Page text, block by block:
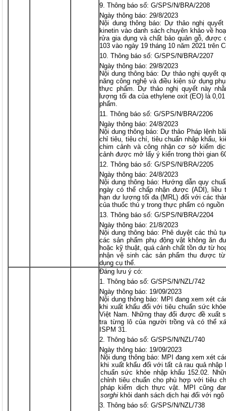
Thông báo số: G/SPS/N/BRA/2208
Ngày thông báo: 29/8/2023
Nội dung thông báo: Dự thảo nghị
kinetin vào danh sách chuyên khảo về
rửa gia dụng và chất bảo quản gỗ, được
103 vào ngày 19 tháng 10 năm 2021 trên
Thông báo số: G/SPS/N/BRA/2207
Ngày thông báo: 29/8/2023
Nội dung thông báo: Dự thảo nghị quyết
năng công nghệ và điều kiện sử dụng
thực phẩm. Dự thảo nghị quyết này
lượng tối đa của ethylene oxit (EO) là
phẩm.
Thông báo số: G/SPS/N/BRA/2206
Ngày thông báo: 24/8/2023
Nội dung thông báo: Dự thảo Pháp lệnh
chỉ tiêu, tiêu chí, tiêu chuẩn nhập khẩu,
chim cảnh và công nhận cơ sở kiểm
cảnh được mở lấy ý kiến trong thời gian
Thông báo số: G/SPS/N/BRA/2205
Ngày thông báo: 24/8/2023
Nội dung thông báo: Hướng dẫn quy
ngày có thể chấp nhận được (ADI), liều
hạn dư lượng tối đa (MRL) đối với các
của thuốc thú y trong thực phẩm có
Thông báo số: G/SPS/N/BRA/2204
Ngày thông báo: 21/8/2023
Nội dung thông báo: Phê duyệt các thủ
các sản phẩm phụ động vật không ăn
hoặc kỹ thuật, quá cảnh chất tồn dư từ
nhận vệ sinh các sản phẩm thu được
dụng cụ thể.
Đáng lưu ý có:
Thông báo số: G/SPS/N/NZL/742
Ngày thông báo: 19/09/2023
Nội dung thông báo: MPI đang xem xét
khi xuất khẩu đối với tiêu chuẩn sức
Việt Nam. Những thay đổi được đề xuất
tra từng lô của người trồng và có thể
ISPM 31.
Thông báo số: G/SPS/N/NZL/740
Ngày thông báo: 19/09/2023
Nội dung thông báo: MPI đang xem xét
khi xuất khẩu đối với tất cả rau quả
chuẩn sức khỏe nhập khẩu 152.02.
chỉnh tiêu chuẩn cho phù hợp với tiêu
pháp kiểm dịch thực vật. MPI cũng
sorghi khỏi danh sách dịch hại đối với
Thông báo số: G/SPS/N/NZL/738